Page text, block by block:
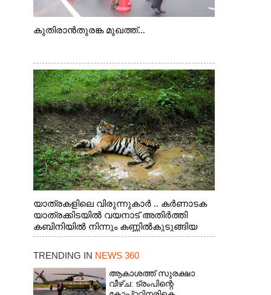
കുതിരാൻതുരങ്ക മുഖത്ത്...
യാത്രകളിലെ വിരുന്നുകാർ .. കർണാടക
യാത്രക്കിടയിൽ വയനാട് അതിർത്തി
കബിനിയിൽ നിന്നും കണ്ണിൽകുടുങ്ങിയ
കടുവ.
TRENDING IN NEWS 360
ആകാശത്ത് സുരക്ഷാ
വീഴ്‌ച: ട്രംപിന്റെ